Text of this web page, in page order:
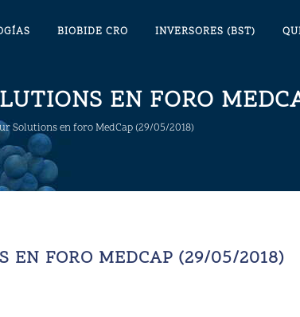
BIOBIDE CRO INVERSORES (BST)
EN FORO
Solutions en foro MedCap (29/05/2018)
EN FORO MEDCAP (29/05/2018)